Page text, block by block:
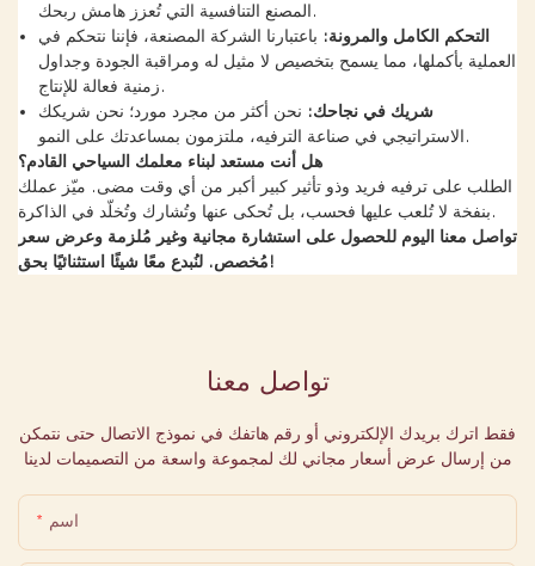
المصنع التنافسية التي تُعزز هامش ربحك.
التحكم الكامل والمرونة: باعتبارنا الشركة المصنعة، فإننا نتحكم في
العملية بأكملها، مما يسمح بتخصيص لا مثيل له ومراقبة الجودة وجداول
زمنية فعالة للإنتاج.
شريك في نجاحك: نحن أكثر من مجرد مورد؛ نحن شريكك
الاستراتيجي في صناعة الترفيه، ملتزمون بمساعدتك على النمو.
هل أنت مستعد لبناء معلمك السياحي القادم؟
الطلب على ترفيه فريد وذو تأثير كبير أكبر من أي وقت مضى. ميّز عملك
بنفخة لا تُلعب عليها فحسب، بل تُحكى عنها وتُشارك وتُخلّد في الذاكرة.
تواصل معنا اليوم للحصول على استشارة مجانية وغير مُلزمة وعرض سعر
مُخصص. لنُبدع معًا شيئًا استثنائيًا بحق!
تواصل معنا
فقط اترك بريدك الإلكتروني أو رقم هاتفك في نموذج الاتصال حتى نتمكن
من إرسال عرض أسعار مجاني لك لمجموعة واسعة من التصميمات لدينا
اسم